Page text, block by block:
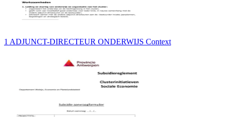
1 ADJUNCT-DIRECTEUR ONDERWIJS Context